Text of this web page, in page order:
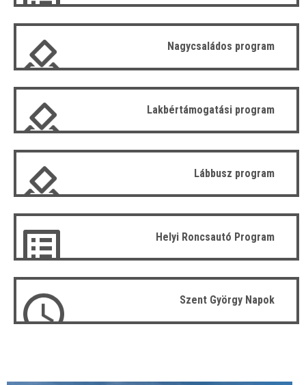
Nagycsaládos program
Lakbértámogatási program
Lábbusz program
Helyi Roncsautó Program
Szent György Napok